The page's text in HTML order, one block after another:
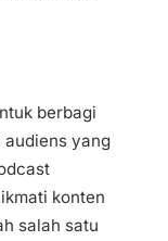
berbagi
yang
konten
salah satu